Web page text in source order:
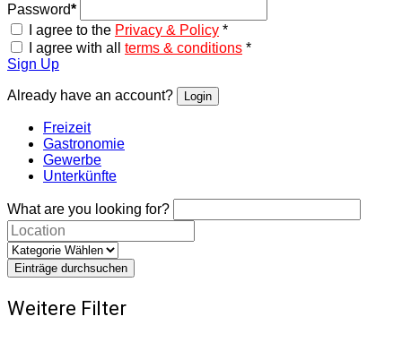
Password*
I agree to the Privacy & Policy *
I agree with all terms & conditions *
Sign Up
Already have an account? Login
Freizeit
Gastronomie
Gewerbe
Unterkünfte
What are you looking for?
Einträge durchsuchen
Weitere Filter